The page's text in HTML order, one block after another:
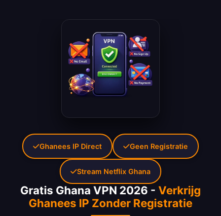
Gratis Ghana VPN 2026 - Verkrijg
Ghanees IP Zonder Registratie
Ghanees IP Direct Geen Registratie
Stream Netflix Ghana